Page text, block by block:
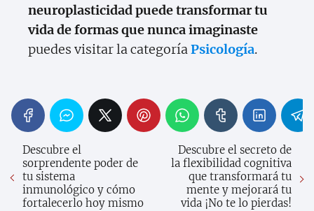
neuroplasticidad puede transformar tu
vida de formas que nunca imaginaste
puedes visitar la categoríaPsicología.
Descubre el
sorprendente poder de
tu sistema
inmunológico y cómo
fortalecerlo hoy mismo
Descubre el secreto de
la flexibilidad cognitiva
que transformará tu
mente y mejorará tu
vida ¡No te lo pierdas!